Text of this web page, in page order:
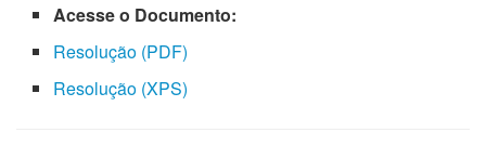
Acesse o Documento:
Resolução (PDF)
Resolução (XPS)